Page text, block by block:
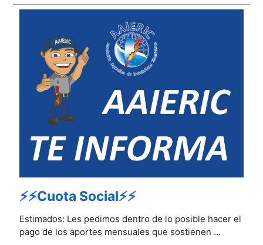
⚡⚡Cuota Social⚡⚡
Estimados: Les pedimos dentro de lo posible hacer el
pago de los aportes mensuales que sostienen ...